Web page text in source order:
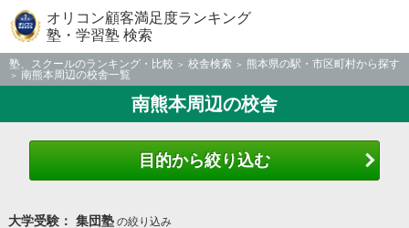
オリコン顧客満足度ランキング
塾・学習塾 検索
塾、スクールのランキング・比較 校舎検索
熊本県の駅・市区町村から探す
南熊本周辺の校舎一覧
南熊本周辺の校舎
目的から絞り込む
大学受験： 集団塾の絞り込み